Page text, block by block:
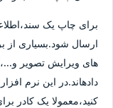
برای چاپ یک
ارسال شود.بسیاری از
های ویرایش تصویر
دادهاند.در این نرم
کنید،معمولا یک کادر